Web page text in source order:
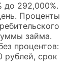
до 292,000%.
Проценты
займа.
процентов:
срок